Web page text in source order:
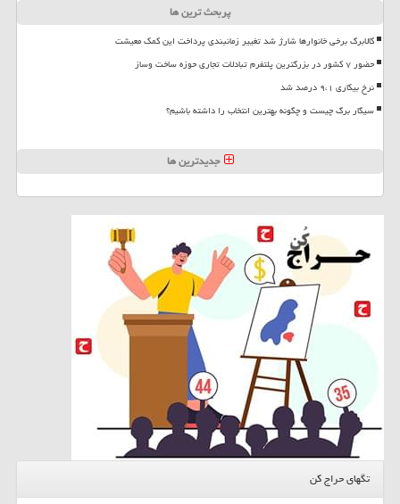
پربحث ترین ها
کالابرگ برخی خانوارها شارژ شد تغییر زمانبندی پرداخت این کمک معیشت
حضور ۷ کشور در بزرگترین پلتفرم تبادلات تجاری حوزه ساخت وساز
نرخ بیکاری ۹،۱ درصد شد
سیگار برگ چیست و چگونه بهترین انتخاب را داشته باشیم؟
جدیدترین ها
تگهای حراج کن